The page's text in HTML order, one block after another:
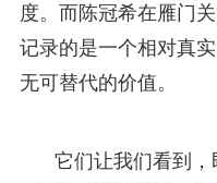
度。而陈冠希在雁门
记录的是一个相对真
无可替代的价值。
它们让我们看到